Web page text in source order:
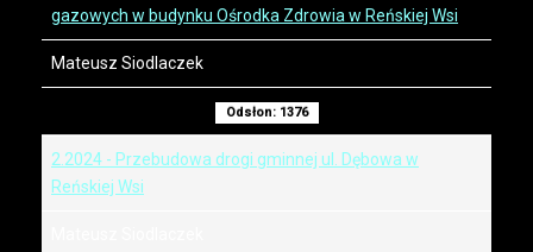
gazowych w budynku Ośrodka Zdrowia w Reńskiej Wsi
Mateusz Siodlaczek
Odsłon: 1376
2.2024 - Przebudowa drogi gminnej ul. Dębowa w
Reńskiej Wsi